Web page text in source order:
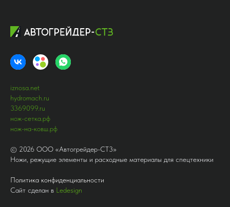
iznosa.net
hydromach.ru
3369099.ru
нож-сетка.рф
нож-на-ковш.рф
© 2026 ООО «Автогрейдер-СТ3»
Ножи, режущие элементы и расходные материалы для спецтехники
Политика конфиденциальности
Сайт сделан в Ledesign